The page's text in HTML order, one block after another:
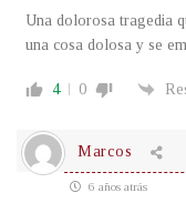
Una dolorosa tragedia
una cosa dolosa y se
4 0
Marcos
6 años atrás